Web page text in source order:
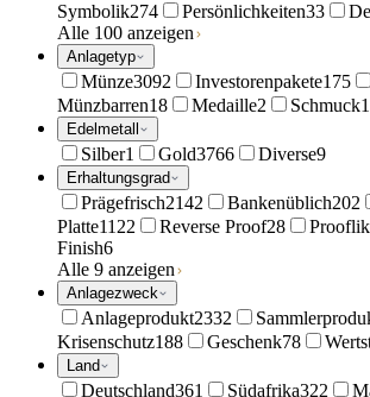
Symbolik274 Persönlichkeiten33
Alle 100 anzeigen
Anlagetyp
Münze3092 Investorenpakete175
Münzbarren18 Medaille2 Schmuck1
Edelmetall
Silber1 Gold3766 Diverse9
Erhaltungsgrad
Prägefrisch2142 Bankenüblich202
Platte1122 Reverse Proof28
Finish6
Alle 9 anzeigen
Anlagezweck
Anlageprodukt2332
Krisenschutz188 Geschenk78
Land
Deutschland361 Südafrika322